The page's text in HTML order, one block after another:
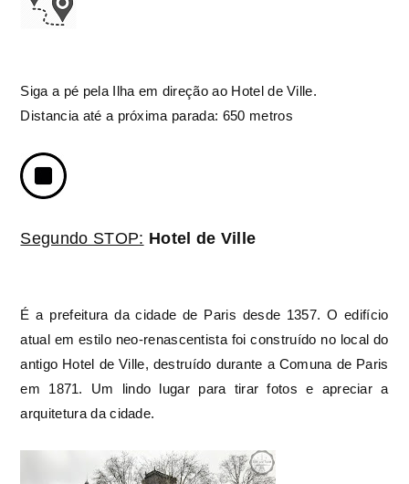
Siga a pé pela Ilha em direção ao Hotel de Ville.
Distancia até a próxima parada: 650 metros
Segundo STOP: Hotel de Ville
É a prefeitura da cidade de Paris desde 1357. O edifício
atual em estilo neo-renascentista foi construído no local do
antigo Hotel de Ville, destruído durante a Comuna de Paris
em 1871. Um lindo lugar para tirar fotos e apreciar a
arquitetura da cidade.